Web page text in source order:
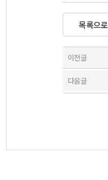
목록으로
이전글
다음글